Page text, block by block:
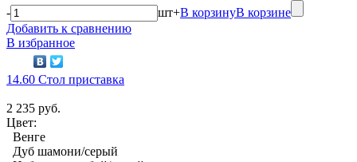
-
шт+В корзинуВ корзине
Добавить к сравнению
В избранное
14.60 Стол приставка
2 235 руб.
Цвет:
Венге
Дуб шамони/серый